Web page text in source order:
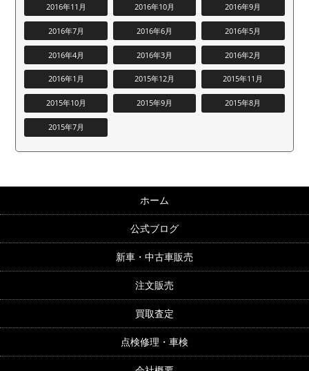
2016年11月 2016年10月 2016年9月
2016年7月 2016年6月 2016年5月
2016年4月 2016年3月 2016年2月
2016年1月 2015年12月 2015年11月
2015年10月 2015年9月 2015年8月
2015年7月
ホーム
公式ブログ
新車・中古車販売
注文販売
買取査定
点検修理・車検